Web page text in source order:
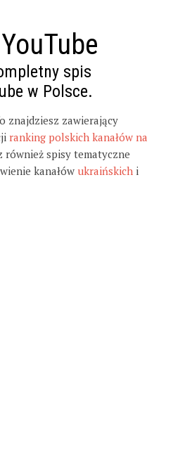
spis
w Polsce.
znajdziesz zawierający
ranking polskich kanałów na
również spisy tematyczne
kanałów ukraińskich i